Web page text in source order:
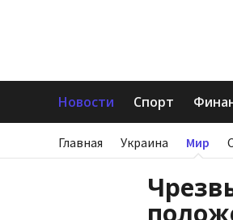
Новости Спорт
Главная Украина Мир